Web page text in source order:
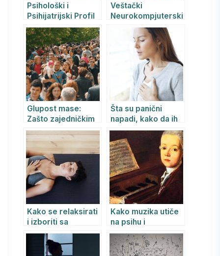
Psihološki i
Psihijatrijski Profil
Svetskih Lidera i
Predsednika
Država: Potreba za
Osnivanjem
Nezavisne
Psihijatrijske
Komisije
Veštački
Neurokompjuterski
Sistem (HVNS):
Most Između
Ljudskog Uma i
Glupost mase:
Zašto zajedničkim
snagama donosimo
pogrešne odluke?
Šta su panični
napadi, kako da ih
prepoznate i kako
da ih pobedite?
Kako se relaksirati
i izboriti sa
stresom?
Kako muzika utiče
na psihu i
psihološko stanje
ljudi